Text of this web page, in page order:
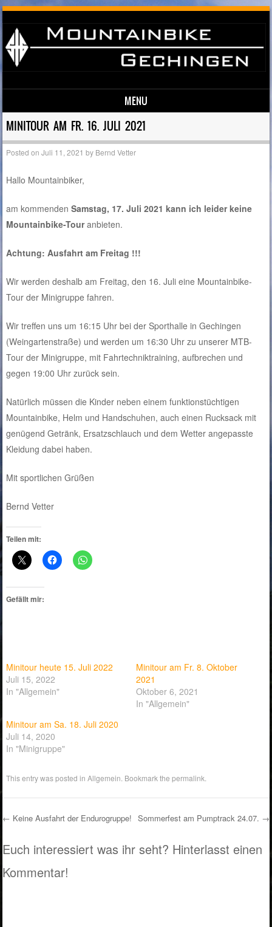
MENU
Skip to content
MINITOUR AM FR. 16. JULI 2021
Posted onJuli 11, 2021 by Bernd Vetter
Hallo Mountainbiker,
am kommendenSamstag, 17. Juli 2021 kann ich leider keine
Mountainbike-Touranbieten.
Achtung: Ausfahrt am Freitag !!!
Wir werden deshalb am Freitag, den 16. Juli eine Mountainbike-
Tour der Minigruppe fahren.
Wir treffen uns um 16:15 Uhr bei der Sporthalle in Gechingen
(Weingartenstraße) und werden um 16:30 Uhr zu unserer MTB-
Tour der Minigruppe, mit Fahrtechniktraining, aufbrechen und
gegen 19:00 Uhr zurück sein.
Natürlich müssen die Kinder neben einem funktionstüchtigen
Mountainbike, Helm und Handschuhen, auch einen Rucksack mit
genügend Getränk, Ersatzschlauch und dem Wetter angepasste
Kleidung dabei haben.
Mit sportlichen Grüßen
Bernd Vetter
Teilen mit:
Gefällt mir:
Minitour heute 15. Juli 2022
Juli 15, 2022
In "Allgemein"
Minitour am Fr. 8. Oktober
2021
Oktober 6, 2021
In "Allgemein"
Minitour am Sa. 18. Juli 2020
Juli 14, 2020
In "Minigruppe"
This entry was posted inAllgemein . Bookmark thepermalink
Post navigation
← Keine Ausfahrt der Endurogruppe! Sommerfest am Pumptrack 24.07. →
Euch interessiert was ihr seht? Hinterlasst einen
Kommentar!